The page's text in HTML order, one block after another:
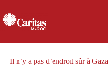
au
contenu
Il n’y a pas d’endroit sûr à Gaza